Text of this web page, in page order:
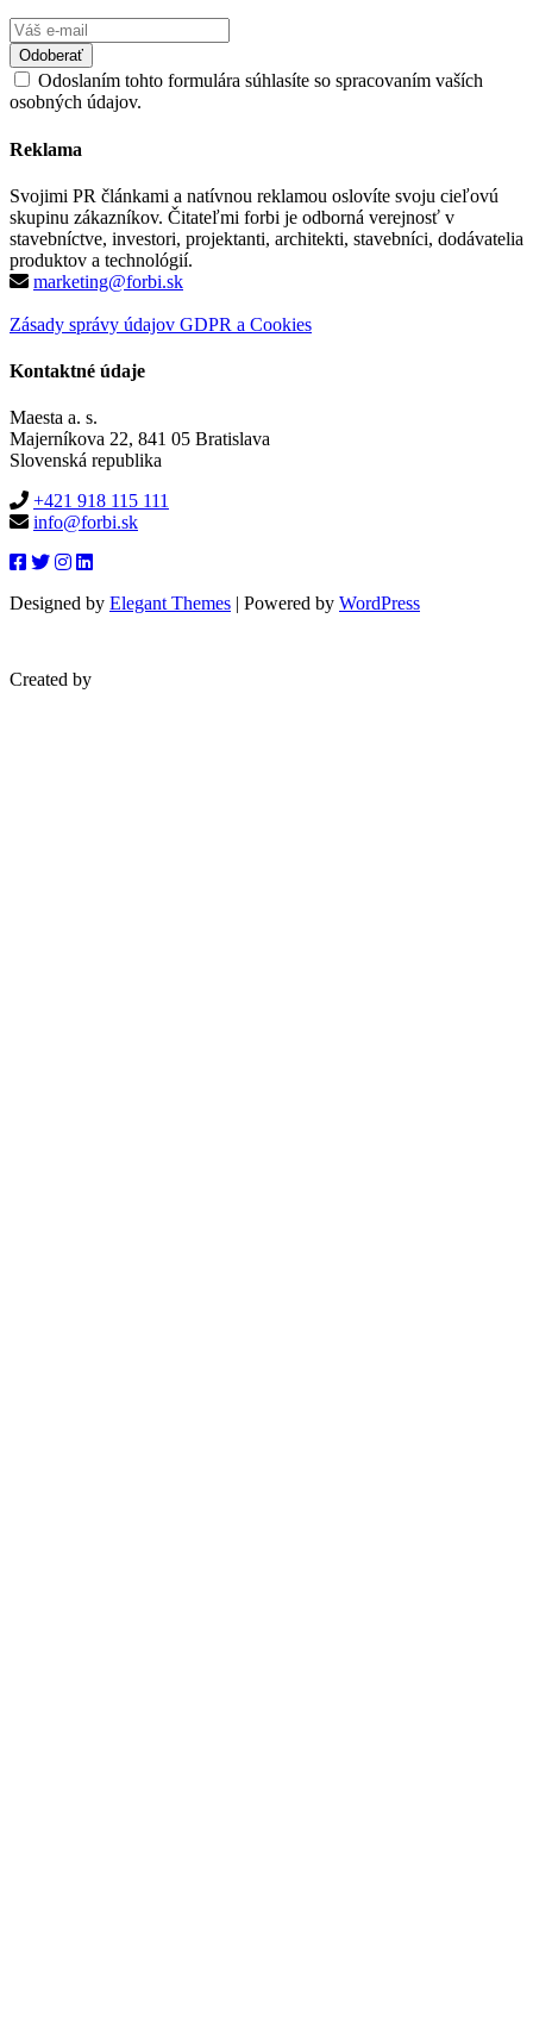
Odoslaním tohto formulára súhlasíte so spracovaním vaších
osobných údajov.
Reklama
Svojimi PR článkami a natívnou reklamou oslovíte svoju cieľovú
skupinu zákazníkov. Čitateľmi forbi je odborná verejnosť v
stavebníctve, investori, projektanti, architekti, stavebníci, dodávatelia
produktov a technológií.
marketing@forbi.sk
Zásady správy údajov GDPR a Cookies
Kontaktné údaje
Maesta a. s.
Majerníkova 22, 841 05 Bratislava
Slovenská republika
+421 918 115 111
info@forbi.sk
Designed by Elegant Themes | Powered by WordPress
Created by